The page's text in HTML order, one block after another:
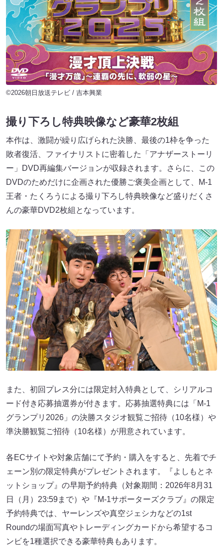
©2026朝日放送テレビ / 吉本興業
撮り下ろし特典映像など豪華2枚組
本作は、激闘が繰り広げられた決勝、最後の1枠を争った
敗者復活、ファイナリストに密着した「アナザーストーリ
ー」DVD再編集バージョンが収録されます。さらに、この
DVDのためだけに企画された優勝ご褒美企画として、M-1
王者・たくろうによる撮り下ろし特典映像など盛りだくさ
んの豪華DVD2枚組となっています。
また、初回プレス分には限定封入特典として、シリアルコ
ード付き応募抽選券が付きます。応募抽選特典には「M-1
グランプリ2026」の決勝スタジオ観覧ご招待（10名様）や
準決勝観覧ご招待（10名様）が用意されています。
各ECサイトや対象店舗にて予約・購入をすると、先着でチ
ェーン別の限定特典がプレゼントされます。『よしもとネ
ットショップ』の早期予約特典（対象期間：2026年8月31
日（月）23:59まで）や『M-1サポーターズクラブ』の限定
予約特典では、ヤーレンズや真空ジェシカなどの1st
Roundの場面写真やトレーディングカードから希望するコ
ンビを1種選択できる豪華特典もあります。